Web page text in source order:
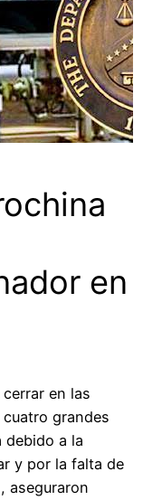
en
en las
grandes
debido a la
y por la falta de
aseguraron